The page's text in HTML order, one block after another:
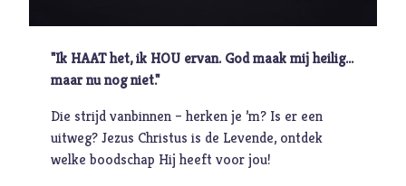
Alle onderwerpen
Advent
Ambitie
Angst
"Ik HAAT het, ik HOU ervan. God maak mij heilig...
maar nu nog niet."
Die strijd vanbinnen – herken je ’m? Is er een
uitweg? Jezus Christus is de Levende, ontdek
welke boodschap Hij heeft voor jou!